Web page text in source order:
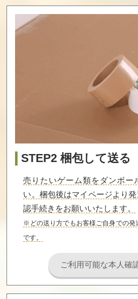
買取価格
9,000
脱獄
買取価格
信長の野望戦国
ンドウェア
買取価格
9,000
奇々怪界 怒涛編
テム）
買取価格
8,800
ドラゴンファイ
買取価格
8,500
買取価格
8,400
STEP2 梱包して送る
売りたいゲーム類をダンボー
い。梱包後はマイページより
認手続きをお願いいたします。
※どの送り方でもお客様ご自身での発
です。
ご利用可能な本人確